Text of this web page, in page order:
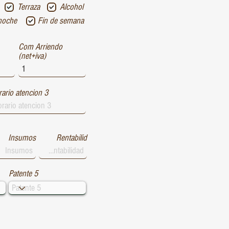
Alcohol
Terraza
Fin de semana
Com Arriendo
(net+iva)
atencion 3
Insumos Rentabilid
Patente 5